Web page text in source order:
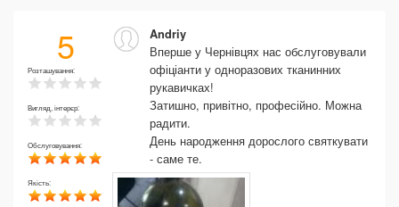
5
Розташування:
Вигляд, інтерєр:
Обслуговування:
Якість:
Andriy
Вперше у Чернівцях нас обслуговували
офіціанти у одноразових тканинних
рукавичках!
Затишно, привітно, професійно. Можна
радити.
День народження дорослого святкувати
- саме те.